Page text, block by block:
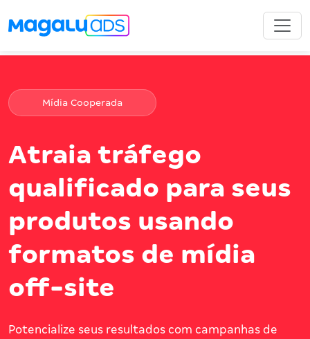
Mídia Cooperada
Atraia tráfego
qualificado para seus
produtos usando
formatos de mídia
off-site
Potencialize seus resultados com campanhas de